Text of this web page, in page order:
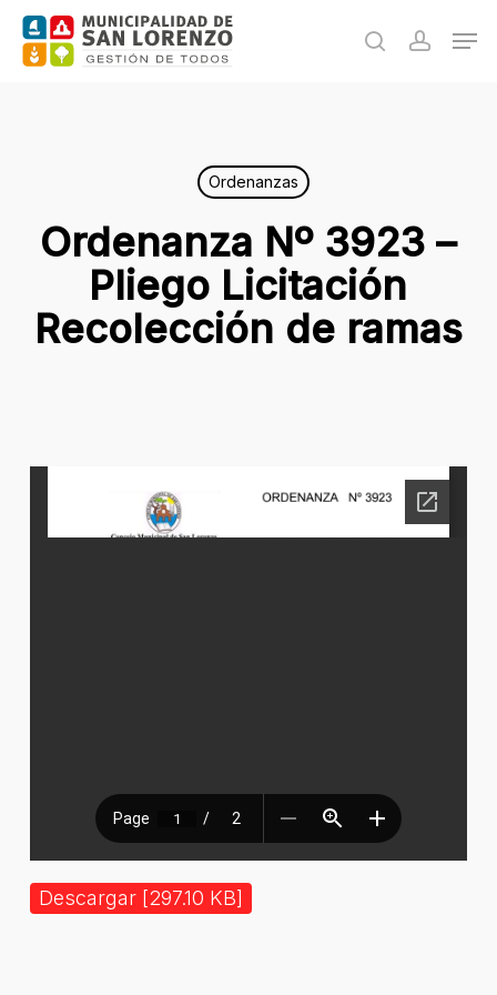
Skip
search
Ordenanzas
Ordenanza Nº 3923 –
Pliego Licitación
Recolección de ramas
Descargar [297.10 KB]